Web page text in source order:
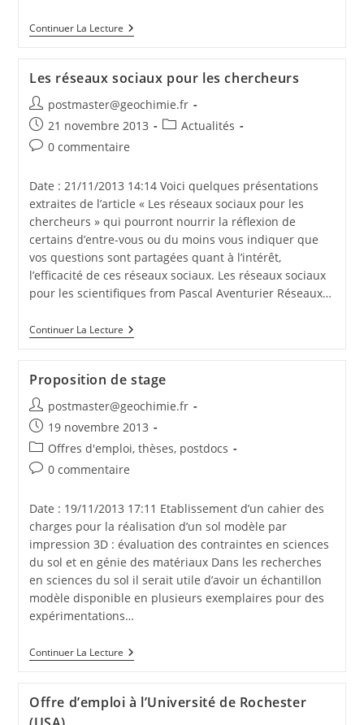
Continuer La Lecture
Les réseaux sociaux pour les chercheurs
postmaster@geochimie.fr
21 novembre 2013
Actualités
0 commentaire
Date : 21/11/2013 14:14 Voici quelques présentations
extraites de l’article « Les réseaux sociaux pour les
chercheurs » qui pourront nourrir la réflexion de
certains d’entre-vous ou du moins vous indiquer que
vos questions sont partagées quant à l’intérêt,
l’efficacité de ces réseaux sociaux. Les réseaux sociaux
pour les scientifiques from Pascal Aventurier Réseaux…
Continuer La Lecture
Proposition de stage
postmaster@geochimie.fr
19 novembre 2013
Offres d'emploi, thèses, postdocs
0 commentaire
Date : 19/11/2013 17:11 Etablissement d’un cahier des
charges pour la réalisation d’un sol modèle par
impression 3D : évaluation des contraintes en sciences
du sol et en génie des matériaux Dans les recherches
en sciences du sol il serait utile d’avoir un échantillon
modèle disponible en plusieurs exemplaires pour des
expérimentations…
Continuer La Lecture
Offre d’emploi à l’Université de Rochester